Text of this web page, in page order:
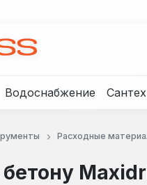
Водоснабжение
Расходные